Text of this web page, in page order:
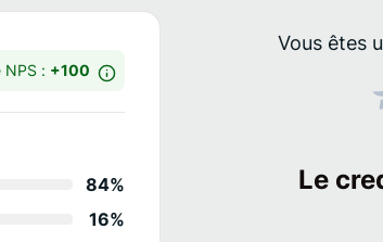
NPS : +100
84%
16%
Vous êtes
Le